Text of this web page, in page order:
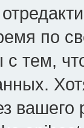
по
с тем,
вашего